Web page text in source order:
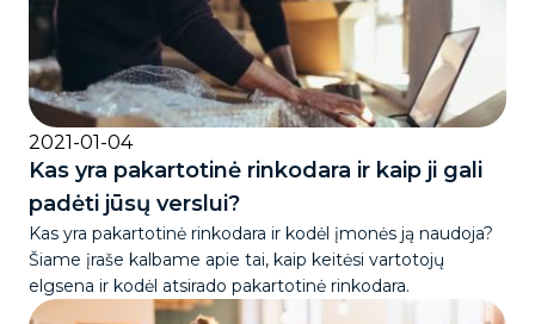
2021-01-04
Kas yra pakartotinė rinkodara ir kaip ji gali
padėti jūsų verslui?
Kas yra pakartotinė rinkodara ir kodėl įmonės ją naudoja?
Šiame įraše kalbame apie tai, kaip keitėsi vartotojų
elgsena ir kodėl atsirado pakartotinė rinkodara.